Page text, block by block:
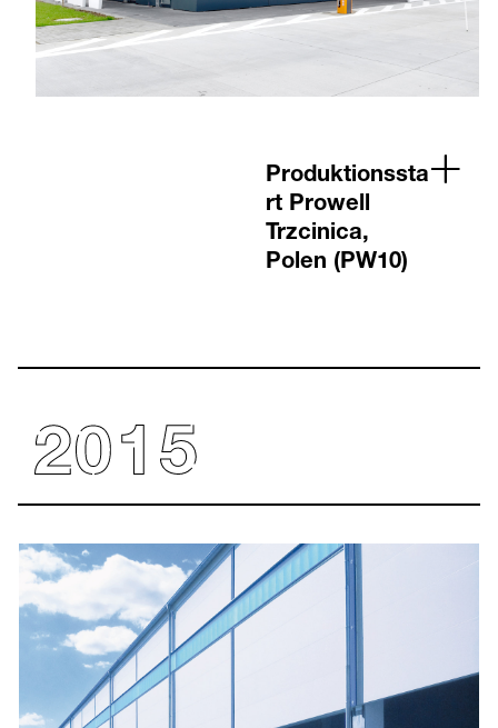
Produktionssta
rt Prowell
Trzcinica,
Polen (PW10)